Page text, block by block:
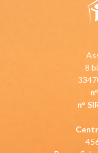
8
n°